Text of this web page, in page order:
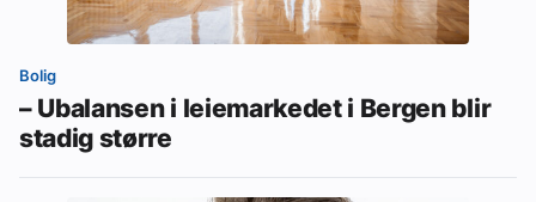
Bolig
– Ubalansen i leiemarkedet i Bergen blir
stadig større